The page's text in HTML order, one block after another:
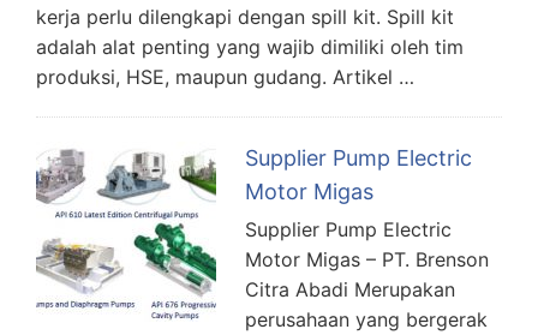
kerja perlu dilengkapi dengan spill kit. Spill kit
adalah alat penting yang wajib dimiliki oleh tim
produksi, HSE, maupun gudang. Artikel …
Supplier Pump Electric
Motor Migas
Supplier Pump Electric
Motor Migas – PT. Brenson
Citra Abadi Merupakan
perusahaan yang bergerak